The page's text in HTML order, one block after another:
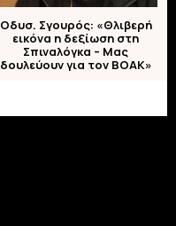
Οδυσ. Σγουρός: «Θλιβερή
εικόνα η δεξίωση στη
Σπιναλόγκα – Μας
δουλεύουν για τον ΒΟΑΚ»